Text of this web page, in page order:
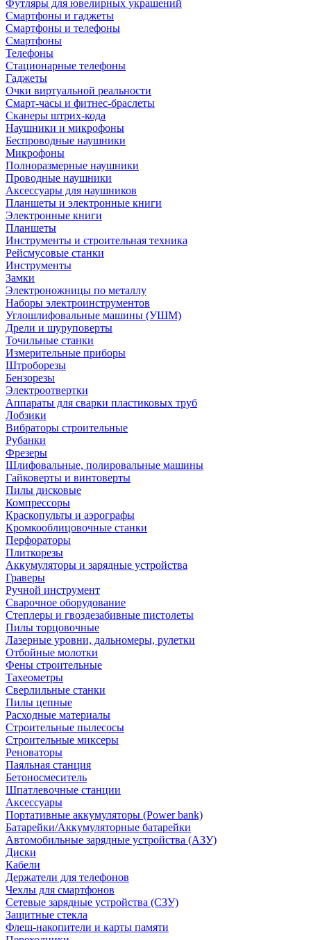
Футляры для ювелирных украшений
Смартфоны и гаджеты
Смартфоны и телефоны
Смартфоны
Телефоны
Стационарные телефоны
Гаджеты
Очки виртуальной реальности
Смарт-часы и фитнес-браслеты
Сканеры штрих-кода
Наушники и микрофоны
Беспроводные наушники
Микрофоны
Полноразмерные наушники
Проводные наушники
Аксессуары для наушников
Планшеты и электронные книги
Электронные книги
Планшеты
Инструменты и строительная техника
Рейсмусовые станки
Инструменты
Замки
Электроножницы по металлу
Наборы электроинструментов
Углошлифовальные машины (УШМ)
Дрели и шуруповерты
Точильные станки
Измерительные приборы
Штроборезы
Бензорезы
Электроотвертки
Аппараты для сварки пластиковых труб
Лобзики
Вибраторы строительные
Рубанки
Фрезеры
Шлифовальные, полировальные машины
Гайковерты и винтоверты
Пилы дисковые
Компрессоры
Краскопульты и аэрографы
Кромкооблицовочные станки
Перфораторы
Плиткорезы
Аккумуляторы и зарядные устройства
Граверы
Ручной инструмент
Сварочное оборудование
Степлеры и гвоздезабивные пистолеты
Пилы торцовочные
Лазерные уровни, дальномеры, рулетки
Отбойные молотки
Фены строительные
Тахеометры
Сверлильные станки
Пилы цепные
Расходные материалы
Строительные пылесосы
Строительные миксеры
Реноваторы
Паяльная станция
Бетоносмеситель
Шпатлевочные станции
Аксессуары
Портативные аккумуляторы (Power bank)
Батарейки/Аккумуляторные батарейки
Автомобильные зарядные устройства (АЗУ)
Диски
Кабели
Держатели для телефонов
Чехлы для смартфонов
Сетевые зарядные устройства (СЗУ)
Защитные стекла
Флеш-накопители и карты памяти